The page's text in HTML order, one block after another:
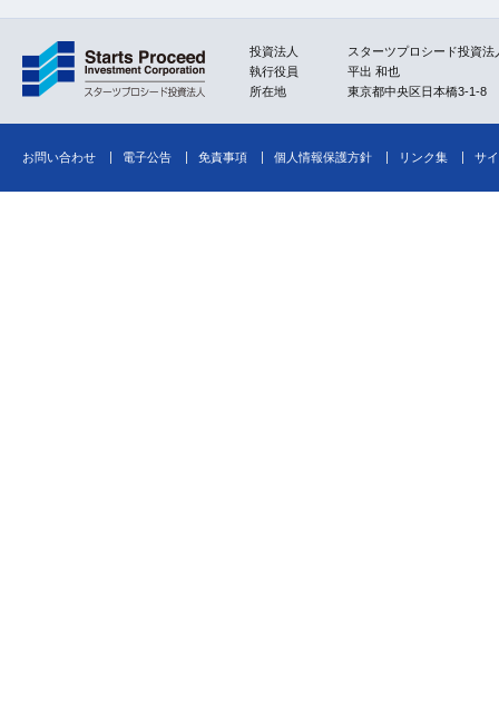
投資法人
スターツプロシード投資法
執行役員
平出 和也
所在地
東京都中央区日本橋3-1-8
お問い合わせ 電子公告 免責事項 個人情報保護方針 リンク集 サ